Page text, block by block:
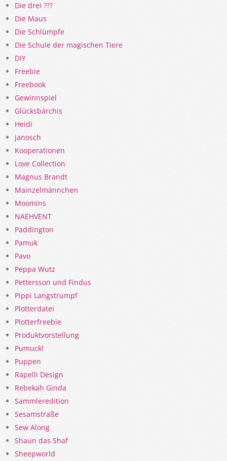
Die drei ???
Die Maus
Die Schlümpfe
Die Schule der magischen Tiere
DIY
Freebie
Freebook
Gewinnspiel
Glücksbärchis
Heidi
janosch
Kooperationen
Love Collection
Magnus Brandt
Mainzelmännchen
Moomins
NAEHVENT
Paddington
Pamuk
Pavo
Peppa Wutz
Pettersson und Findus
Pippi Langstrumpf
Plotterdatei
Plotterfreebie
Produktvorstellung
Pumuckl
Puppen
Rapelli Design
Rebekah Ginda
Sammleredition
Sesamstraße
Sew Along
Shaun das Shaf
Sheepworld